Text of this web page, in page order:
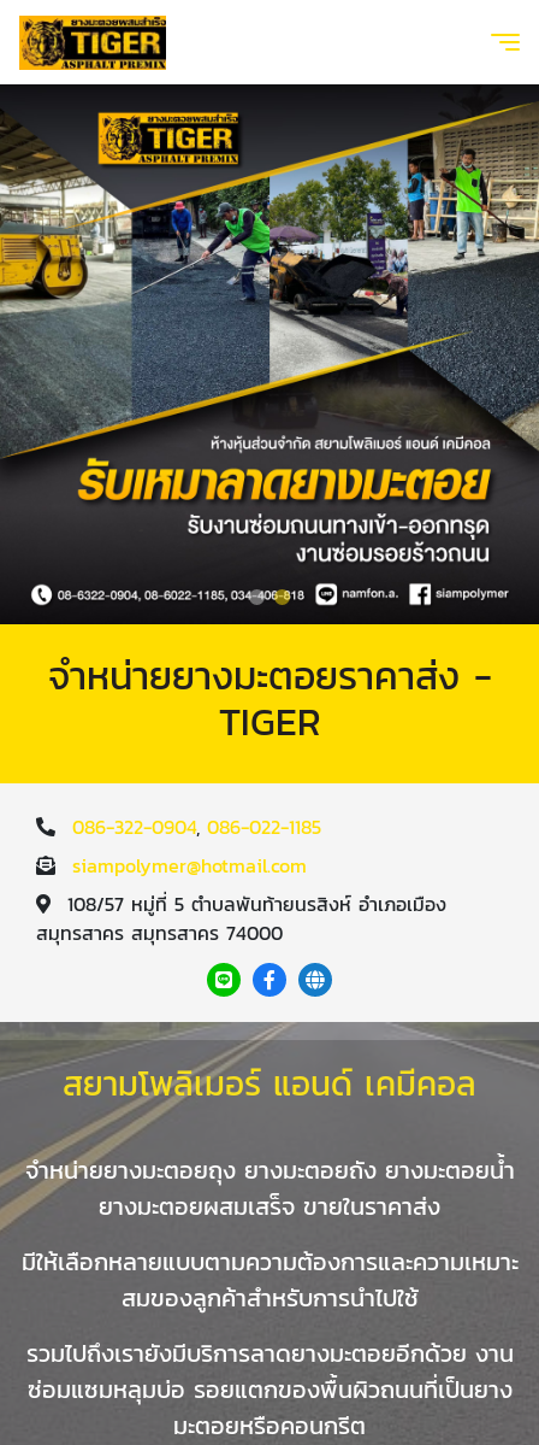
จำหน่ายยางมะตอยราคาส่ง -
TIGER
086-322-0904, 086-022-1185
siampolymer@hotmail.com
108/57 หมู่ที่ 5 ตำบลพันท้ายนรสิงห์ อำเภอเมือง
สมุทรสาคร สมุทรสาคร 74000
สยามโพลิเมอร์ แอนด์ เคมีคอล
จำหน่ายยางมะตอยถุง ยางมะตอยถัง ยางมะตอยน้ำ
ยางมะตอยผสมเสร็จ ขายในราคาส่ง
มีให้เลือกหลายแบบตามความต้องการและความเหมาะ
สมของลูกค้าสำหรับการนำไปใช้
รวมไปถึงเรายังมีบริการลาดยางมะตอยอีกด้วย งาน
ซ่อมแซมหลุมบ่อ รอยแตกของพื้นผิวถนนที่เป็นยาง
มะตอยหรือคอนกรีต